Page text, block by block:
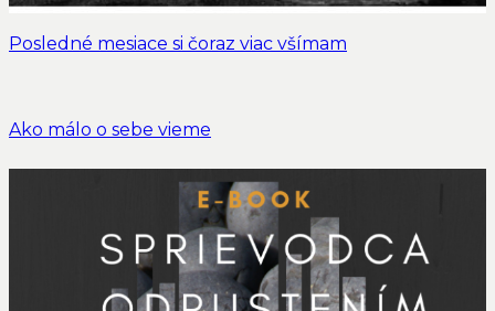
Posledné mesiace si čoraz viac všímam
Ako málo o sebe vieme